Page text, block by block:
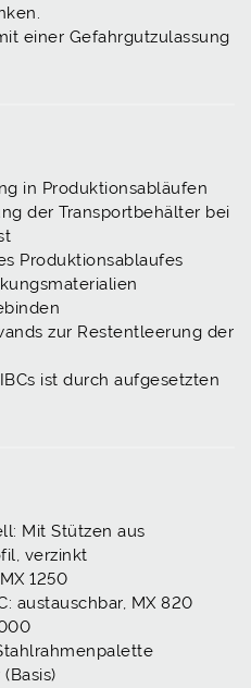
einer Gefahrgutzulassung
in Produktionsabläufen
der Transportbehälter bei
Produktionsablaufes
zur Restentleerung der
ist durch aufgesetzten
Mit Stützen aus
verzinkt
1250
austauschbar, MX 820